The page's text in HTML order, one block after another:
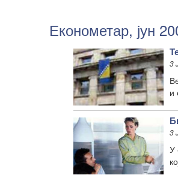
Економетар, јун
3
и
3
У